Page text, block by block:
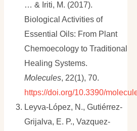
… & Iriti, M. (2017).
Biological Activities of
Essential Oils: From Plant
Chemoecology to Traditional
Healing Systems.
Molecules, 22(1), 70.
https://doi.org/10.3390/
Leyva-López, N., Gutiérrez-
Grijalva, E. P., Vazquez-